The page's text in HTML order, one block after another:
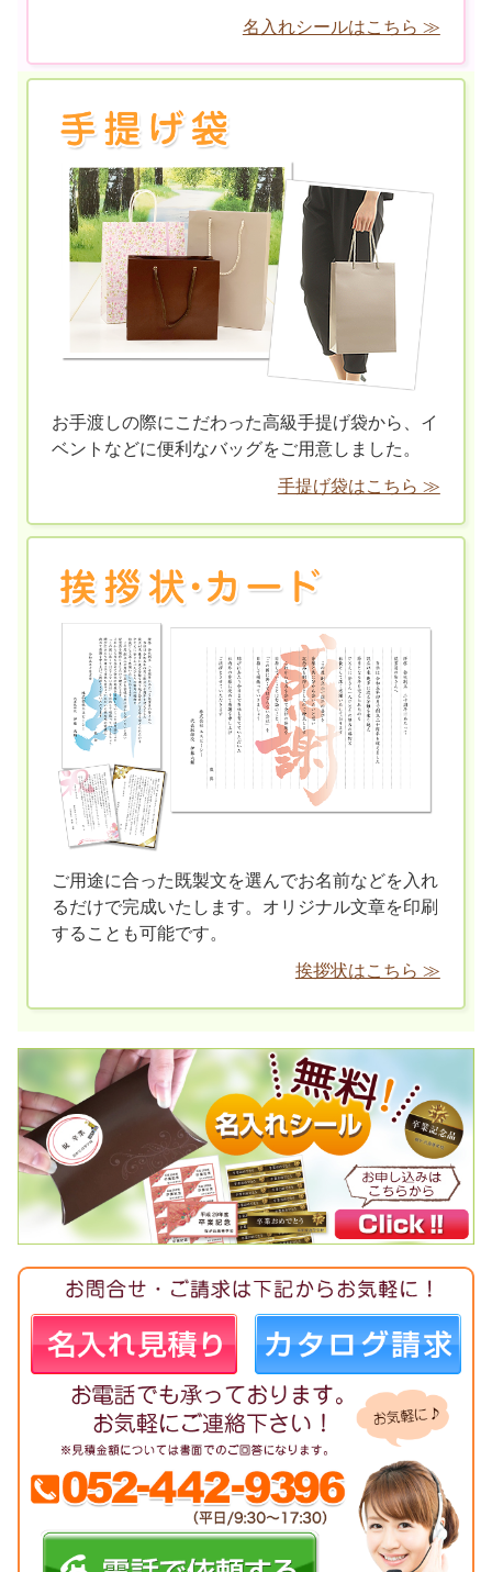
名入れシールはこちら ≫
お手渡しの際にこだわった高級手提げ袋から、イ
ベントなどに便利なバッグをご用意しました。
手提げ袋はこちら ≫
ご用途に合った既製文を選んでお名前などを入れ
るだけで完成いたします。オリジナル文章を印刷
することも可能です。
挨拶状はこちら ≫